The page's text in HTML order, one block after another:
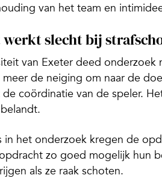
van het team en
werkt slecht bij
van Exeter deed onderzoek
meer de neiging om naar de
coördinatie van de speler.
in het onderzoek kregen de
zo goed mogelijk hun
als ze raak schoten.